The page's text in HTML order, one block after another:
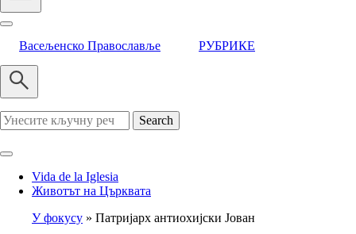
Васељенско Православље РУБРИКЕ
Search
Vida de la Iglesia
Животът на Църквата
У фокусу Патријарх антиохијски Јован